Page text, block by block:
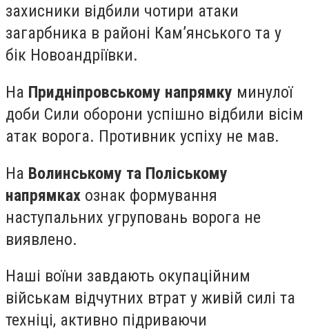
захисники відбили чотири атаки
загарбника в районі Кам’янського та у
бік Новоандріївки.
На Придніпровському напрямку минулої
доби Сили оборони успішно відбили вісім
атак ворога. Противник успіху не мав.
На Волинському та Поліському
напрямках ознак формування
наступальних угруповань ворога не
виявлено.
Наші воїни завдають окупаційним
військам відчутних втрат у живій силі та
техніці, активно підриваючи